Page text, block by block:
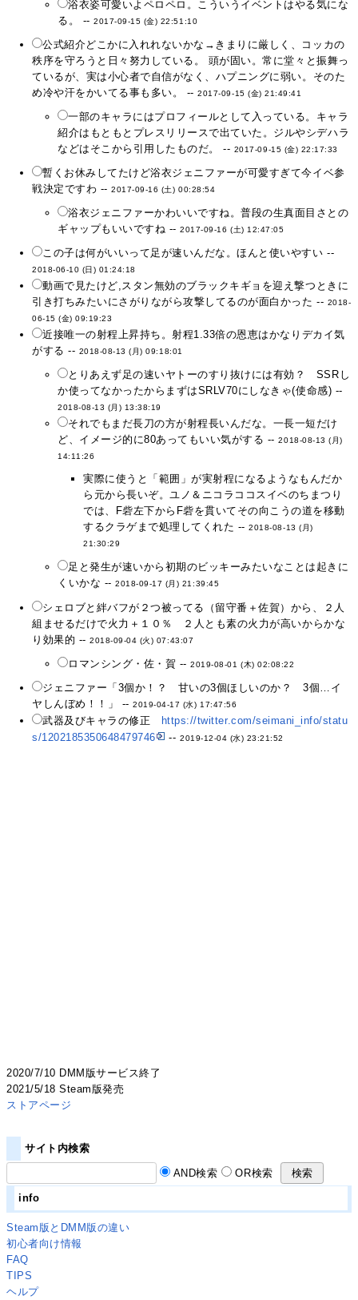
浴衣姿可愛いよペロペロ。こういうイベントはやる気にな
る。 --2017-09-15 (金) 22:51:10
公式紹介どこかに入れれないかな→きまりに厳しく、コッカの
秩序を守ろうと日々努力している。 頭が固い。常に堂々と振舞っ
ているが、実は小心者で自信がなく、ハプニングに弱い。そのた
め冷や汗をかいてる事も多い。 --2017-09-15 (金) 21:49:41
一部のキャラにはプロフィールとして入っている。キャラ
紹介はもともとプレスリリースで出ていた。ジルやシデハラ
などはそこから引用したものだ。 -- 2017-09-15 (金) 22:17:33
暫くお休みしてたけど浴衣ジェニファーが可愛すぎて今イベ参
戦決定ですわ --2017-09-16 (土) 00:28:54
浴衣ジェニファーかわいいですね。普段の生真面目さとの
ギャップもいいですね --2017-09-16 (土) 12:47:05
この子は何がいいって足が速いんだな。ほんと使いやすい --
2018-06-10 (日) 01:24:18
動画で見たけど,スタン無効のブラックキギョを迎え撃つときに
引き打ちみたいにさがりながら攻撃してるのが面白かった -- 2018-
06-15 (金) 09:19:23
近接唯一の射程上昇持ち。射程1.33倍の恩恵はかなりデカイ気
がする -- 2018-08-13 (月) 09:18:01
とりあえず足の速いヤトーのすり抜けには有効？ SSRし
か使ってなかったからまずはSRLV70にしなきゃ(使命感) --
2018-08-13 (月) 13:38:19
それでもまだ長刀の方が射程長いんだな。一長一短だけ
ど、イメージ的に80あってもいい気がする --2018-08-13 (月)
14:11:26
実際に使うと「範囲」が実射程になるようなもんだか
ら元から長いぞ。ユノ＆ニコラココスイベのちまつり
では、F砦左下からF砦を貫いてその向こうの道を移動
するクラゲまで処理してくれた --2018-08-13 (月)
21:30:29
足と発生が速いから初期のビッキーみたいなことは起きに
くいかな --2018-09-17 (月) 21:39:45
シェロブと絆バフが２つ被ってる（留守番＋佐賀）から、２人
組ませるだけで火力＋１０％ ２人とも素の火力が高いからかな
り効果的 --2018-09-04 (火) 07:43:07
ロマンシング・佐・賀 --2019-08-01 (木) 02:08:22
ジェニファー「3個か！？ 甘いの3個ほしいのか？ 3個…イ
ヤしんぼめ！！」 --2019-04-17 (水) 17:47:56
武器及びキャラの修正
https://twitter.com/seimani_info/statu
s/1202185350648479746
--2019-12-04 (水) 23:21:52
2020/7/10 DMM版サービス終了
2021/5/18 Steam版発売
ストアページ
サイト内検索
AND検索 OR検索
info
Steam版とDMM版の違い
初心者向け情報
FAQ
TIPS
ヘルプ